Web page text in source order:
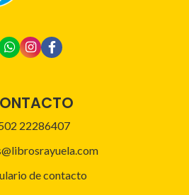
22286407
de contacto